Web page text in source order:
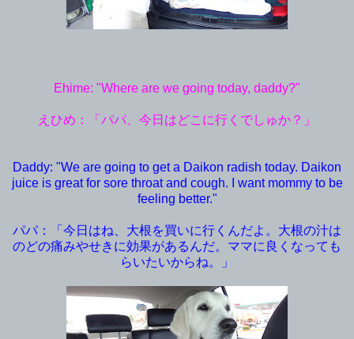
Ehime: "Where are we going today, daddy?"
えひめ：「パパ、今日はどこに行くでしゅか？」
Daddy: "We are going to get a Daikon radish today. Daikon
juice is great for sore throat and cough. I want mommy to be
feeling better."
パパ：「今日はね、大根を買いに行くんだよ。大根の汁は
のどの痛みやせきに効果があるんだ。ママに良くなっても
らいたいからね。」